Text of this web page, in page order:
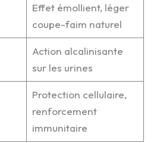
Effet émollient, léger
coupe-faim naturel
Action alcalinisante
sur les urines
Protection cellulaire,
renforcement
immunitaire